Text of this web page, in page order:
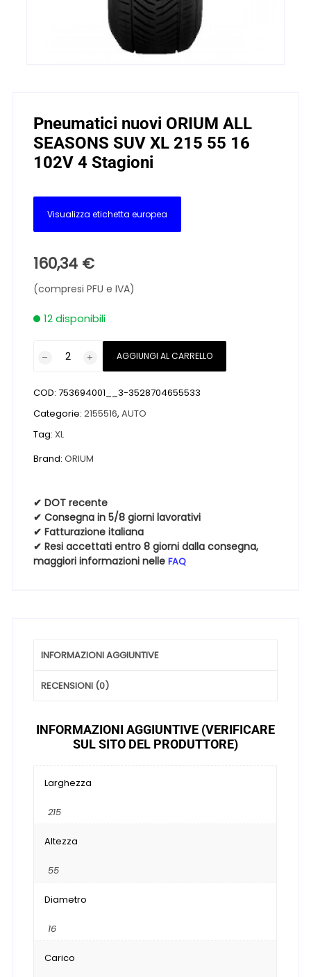
Pneumatici nuovi ORIUM ALL
SEASONS SUV XL 215 55 16
102V 4 Stagioni
Visualizza etichetta europea
160,34 €
(compresi PFU e IVA)
12 disponibili
ALL
SEASONS
SUV
215
16
102V
4
Stagioni
quantità
AGGIUNGI AL CARRELLO
COD:753694001__3-3528704655533
Categorie:2155516,AUTO
Tag:XL
Brand:ORIUM
✔ DOT recente
✔ Consegna in 5/8 giorni lavorativi
✔ Fatturazione italiana
✔ Resi accettati entro 8 giorni dalla consegna,
maggiori informazioni nelleFAQ
INFORMAZIONI AGGIUNTIVE
RECENSIONI (0)
INFORMAZIONI AGGIUNTIVE (VERIFICARE
SUL SITO DEL PRODUTTORE)
Larghezza
215
Altezza
55
Diametro
16
Carico